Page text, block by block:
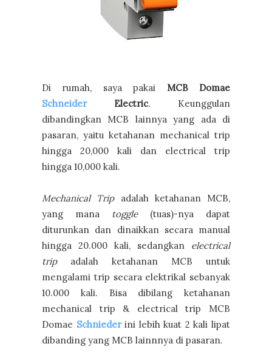
Di rumah, saya pakai MCB Domae
SchneiderElectric. Keunggulan
dibandingkan MCB lainnya yang ada di
pasaran, yaitu ketahanan mechanical trip
hingga 20,000 kali dan electrical trip
hingga 10,000 kali.
Mechanical Tripadalah ketahanan MCB,
yang mana
toggle(tuas)-nya dapat
diturunkan dan dinaikkan secara manual
hingga 20.000 kali, sedangkan electrical
tripadalah ketahanan MCB untuk
mengalami trip secara elektrikal sebanyak
10.000 kali. Bisa dibilang ketahanan
mechanical trip & electrical trip MCB
Domae Schnieder ini lebih kuat 2 kali lipat
dibanding yang MCB lainnnya di pasaran.